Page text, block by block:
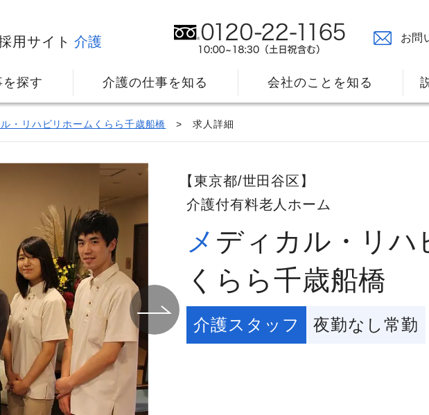
用サイト 介護
お問
探す 介護の仕事を知る
教育・研修のサポート キャリアプランのサ
資格取得サポート制度
会社のことを知る
社⻑メッセージ 我々の原点
社員主役のプロジェクト
・リハビリホームくらら千歳船橋 求人詳細
【東京都/世田谷区】
介護付有料老人ホーム
メディカル・リハビリホーム
くらら千歳船橋
介護スタッフ 夜勤なし常勤